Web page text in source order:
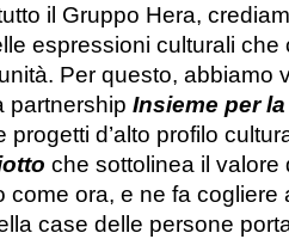
il Gruppo Hera,
espressioni culturali che
Per questo, abbiamo
partnership Insieme per
d’alto profilo
che sottolinea il valore
come ora, e ne fa cogliere
case delle persone